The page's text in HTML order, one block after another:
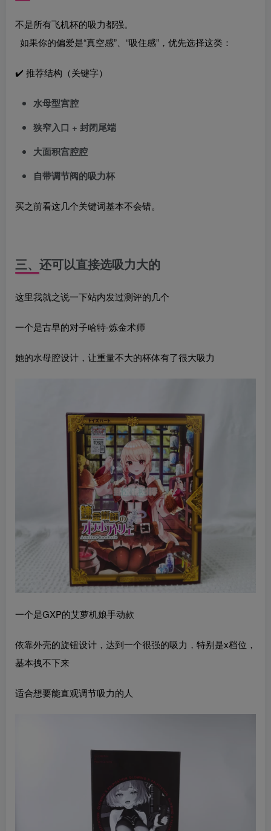
不是所有飞机杯的吸力都强。
如果你的偏爱是“真空感”、“吸住感”，优先选择这类：
✔️ 推荐结构（关键字）
水母型宫腔
狭窄入口 + 封闭尾端
大面积宫腔腔
自带调节阀的吸力杯
买之前看这几个关键词基本不会错。
三、还可以直接选吸力大的
这里我就之说一下站内发过测评的几个
一个是古早的对子哈特-炼金术师
她的水母腔设计，让重量不大的杯体有了很大吸力
一个是GXP的艾萝机娘手动款
依靠外壳的旋钮设计，达到一个很强的吸力，特别是x档位，
基本拽不下来
适合想要能直观调节吸力的人